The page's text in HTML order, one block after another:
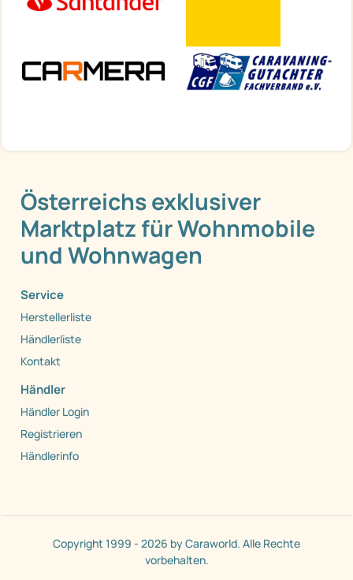
Österreichs exklusiver
Marktplatz für Wohnmobile
und Wohnwagen
Service
Herstellerliste
Händlerliste
Kontakt
Händler
Händler Login
Registrieren
Händlerinfo
Copyright 1999 - 2026 by Caraworld. Alle Rechte
vorbehalten.